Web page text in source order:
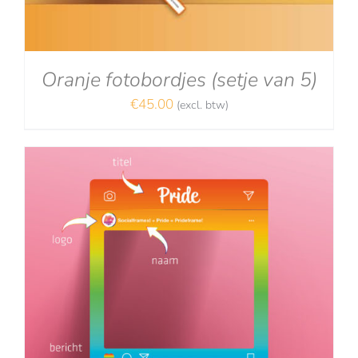
Oranje fotobordjes (setje van 5)
€45.00 (excl. btw)